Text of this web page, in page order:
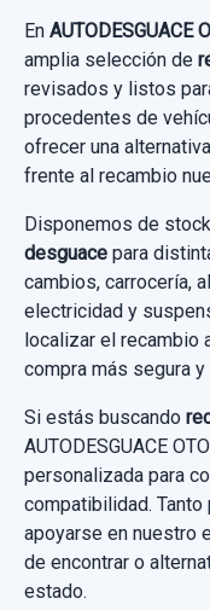
CERRADURA
CERRADURA
PARASOL
MAZDA 5
(105KW)
Ref:931495
20,00 €
Sin IVA, gastos de
En AUTODESGUACE
amplia selección de
revisados y listos
procedentes de
ofrecer una
frente al recambio
Disponemos de
desguace para
cambios, carrocería,
electricidad y
localizar el recambio
compra más segura y
Si estás buscando
AUTODESGUACE
personalizada para
compatibilidad.
apoyarse en nuestro
de encontrar o
estado.